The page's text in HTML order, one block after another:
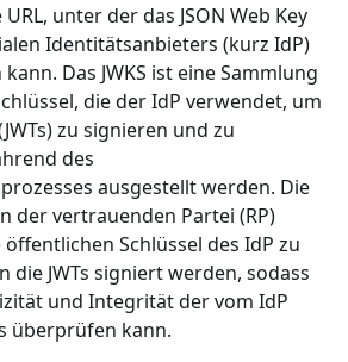
unter der das JSON Web Key
Identitätsanbieters (kurz IdP)
Das JWKS ist eine Sammlung
die der IdP verwendet, um
zu signieren und zu
des
ausgestellt werden. Die
der vertrauenden Partei (RP)
Schlüssel des IdP zu
die JWTs signiert werden, sodass
und Integrität der vom IdP
überprüfen kann.